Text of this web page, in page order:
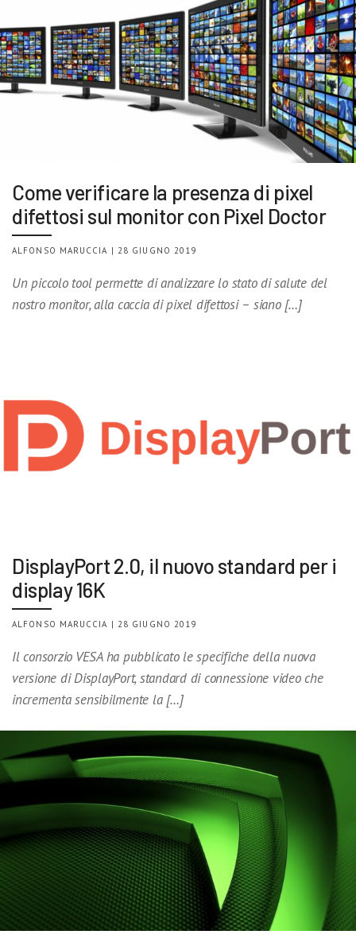
Come verificare la presenza di pixel
difettosi sul monitor con Pixel Doctor
ALFONSO MARUCCIA | 28 GIUGNO 2019
Un piccolo tool permette di analizzare lo stato di salute del
nostro monitor, alla caccia di pixel difettosi – siano […]
DisplayPort 2.0, il nuovo standard per i
display 16K
ALFONSO MARUCCIA | 28 GIUGNO 2019
Il consorzio VESA ha pubblicato le specifiche della nuova
versione di DisplayPort, standard di connessione video che
incrementa sensibilmente la […]